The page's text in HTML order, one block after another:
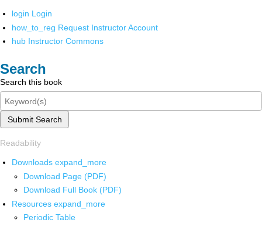
login Login
how_to_reg Request Instructor Account
hub Instructor Commons
Search
Search this book
Submit Search
Readability
Downloads expand_more
Download Page (PDF)
Download Full Book (PDF)
Resources expand_more
Periodic Table